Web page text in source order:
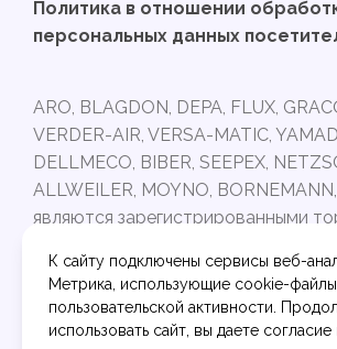
Политика в отношении
персональных данных
ARO, BLAGDON, DEPA, FLUX,
VERDER-AIR, VERSA-MATIC,
DELLMECO, BIBER, SEEPEX,
ALLWEILER, MOYNO,
являются зарегистрированными
Интернет-магазин PUMPARTS.RU
торговыми марками, указанными
Представленные в ассортименте
К сайту подключены сервисы веб-
Метрика, использующие cookie-файлы
пользовательской активности.
использовать сайт, вы даете